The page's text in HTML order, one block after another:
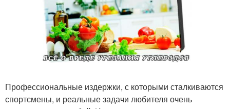
Профессиональные издержки, с которыми сталкиваются
спортсмены, и реальные задачи любителя очень